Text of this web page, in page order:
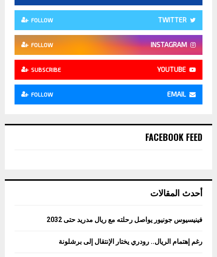
TWITTER
FOLLOW
INSTAGRAM
FOLLOW
YOUTUBE
SUBSCRIBE
EMAIL
FOLLOW
FACEBOOK FEED
أحدث المقالات
فينيسيوس جونيور يواصل رحلته مع ريال مدريد حتى 2032
رغم إهتمام الريال.. رودري يختار الإنتقال إلى برشلونة